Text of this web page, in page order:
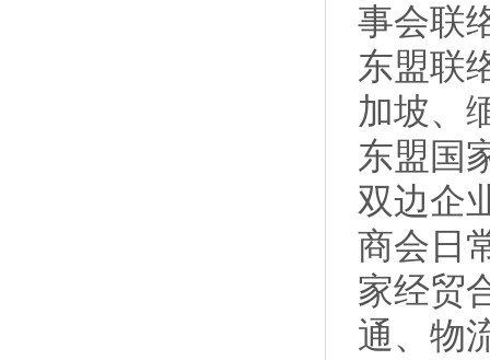
事会联
东盟联
加坡、
东盟国
双边企
商会日
家经贸
通、物